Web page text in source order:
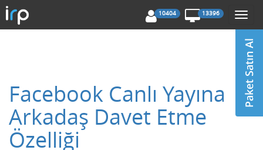
10404 13396
Facebook Canlı Yayına
Arkadaş Davet Etme
Özelliği